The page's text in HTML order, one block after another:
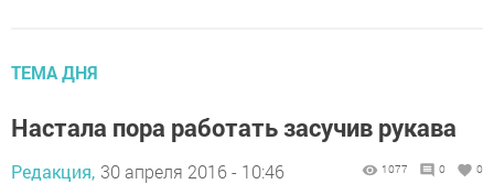
ТЕМА ДНЯ
Настала пора работать засучив рукава
Редакция, 30 апреля 2016 - 10:46 1077 0 0